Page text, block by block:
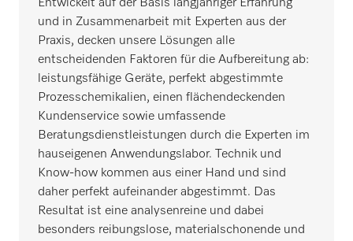
Entwickelt auf der Basis langjähriger Erfahrung
und in Zusammenarbeit mit Experten aus der
Praxis, decken unsere Lösungen alle
entscheidenden Faktoren für die Aufbereitung ab:
leistungsfähige Geräte, perfekt abgestimmte
Prozesschemikalien, einen flächendeckenden
Kundenservice sowie umfassende
Beratungsdienstleistungen durch die Experten im
hauseigenen Anwendungslabor. Technik und
Know-how kommen aus einer Hand und sind
daher perfekt aufeinander abgestimmt. Das
Resultat ist eine analysenreine und dabei
besonders reibungslose, materialschonende und